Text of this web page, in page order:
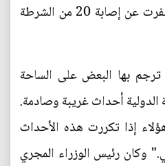
بالحجارة في اشتباكات أسفرت عن إصابة 20 من الشرطة
بها البعض على الساحة
الدولية أحداث غريبة وصادمة.
إذا تكررت هذه الأحداث
وكان رئيس الوزراء المجري